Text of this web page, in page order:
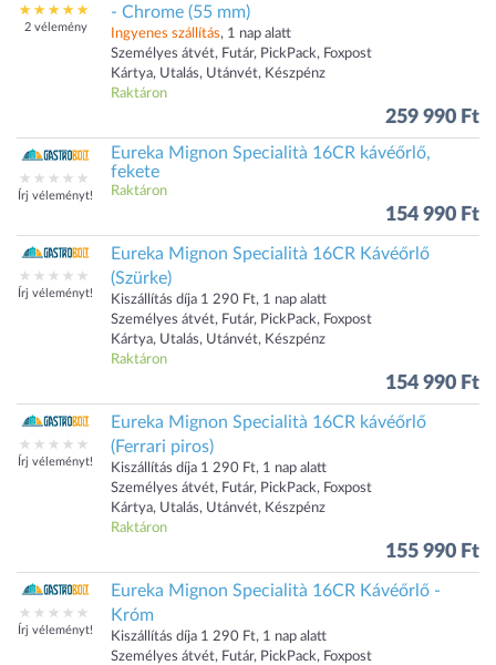
2 vélemény
- Chrome (55 mm)
Ingyenes szállítás, 1 nap alatt
Személyes átvét, Futár, PickPack, Foxpost
Kártya, Utalás, Utánvét, Készpénz
Raktáron
259 990 Ft
Írj véleményt!
Eureka Mignon Specialità 16CR kávéőrlő,
fekete
Raktáron
154 990 Ft
Írj véleményt!
Eureka Mignon Specialità 16CR Kávéőrlő
(Szürke)
Kiszállítás díja 1 290 Ft, 1 nap alatt
Személyes átvét, Futár, PickPack, Foxpost
Kártya, Utalás, Utánvét, Készpénz
Raktáron
154 990 Ft
Írj véleményt!
Eureka Mignon Specialità 16CR kávéőrlő
(Ferrari piros)
Kiszállítás díja 1 290 Ft, 1 nap alatt
Személyes átvét, Futár, PickPack, Foxpost
Kártya, Utalás, Utánvét, Készpénz
Raktáron
155 990 Ft
Írj véleményt!
Eureka Mignon Specialità 16CR Kávéőrlő -
Króm
Kiszállítás díja 1 290 Ft, 1 nap alatt
Személyes átvét, Futár, PickPack, Foxpost